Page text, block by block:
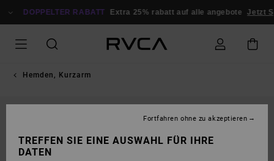
ZUR
DOPPELTER RABATT Extra 25% rabatt auf alle angebote Jetzt
Hemden, Kurzarm
TREFFEN SIE EINE AUSWAHL FÜR IHRE
DATEN
Fortfahren ohne zu akzeptieren